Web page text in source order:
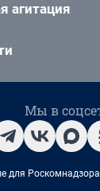
агитация
Мы в
для